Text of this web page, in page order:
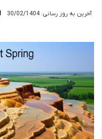
آخرین به روز رسانی: 30/02/1404